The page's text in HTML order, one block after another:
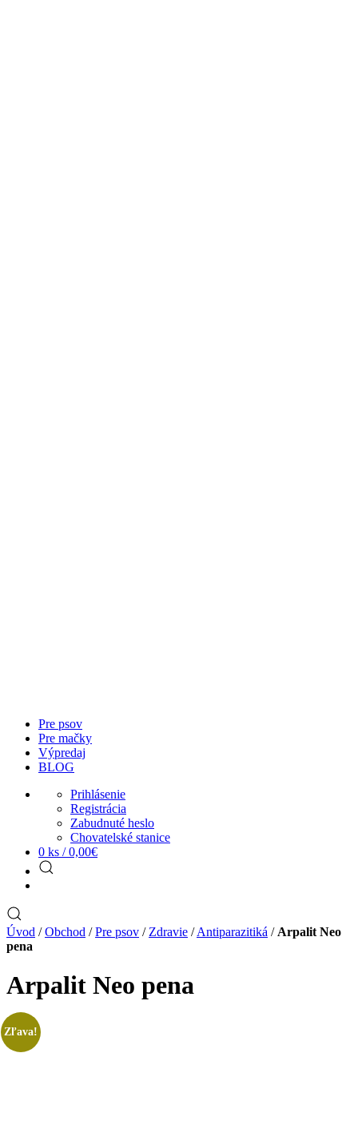
Pre psov
Pre mačky
Výpredaj
BLOG
Prihlásenie
Registrácia
Zabudnuté heslo
Chovatelské stanice
0 ks / 0,00€
Úvod /Obchod /Pre psov / Zdravie /Antiparazitiká / Arpalit Neo
pena
Arpalit Neo pena
Zľava!